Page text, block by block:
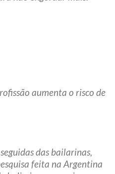
aumenta o risco de
das bailarinas,
feita na Argentina